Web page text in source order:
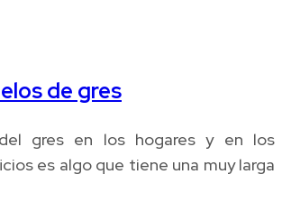
de gres
gres en los hogares y en los
es algo que tiene una muy larga